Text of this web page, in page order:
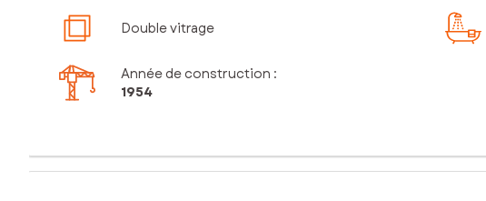
Double vitrage
Année de construction :
1954